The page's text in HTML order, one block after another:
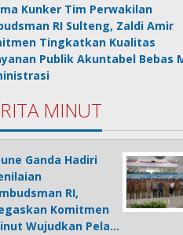
Kunker Tim Perwakilan
RI Sulteng, Zaldi Amir
Tingkatkan Kualitas
Publik Akuntabel Bebas
MINUT
Ganda Hadiri
RI,
Komitmen
Wujudkan Pela…